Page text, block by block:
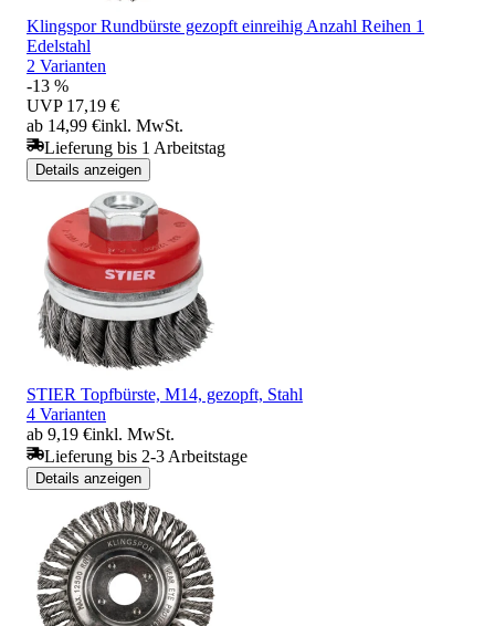
Klingspor Rundbürste gezopft einreihig Anzahl Reihen 1
Edelstahl
2 Varianten
-13 %
UVP 17,19 €
ab 14,99 €inkl. MwSt.
Lieferung bis 1 Arbeitstag
Details anzeigen
STIER Topfbürste, M14, gezopft, Stahl
4 Varianten
ab 9,19 €inkl. MwSt.
Lieferung bis 2-3 Arbeitstage
Details anzeigen